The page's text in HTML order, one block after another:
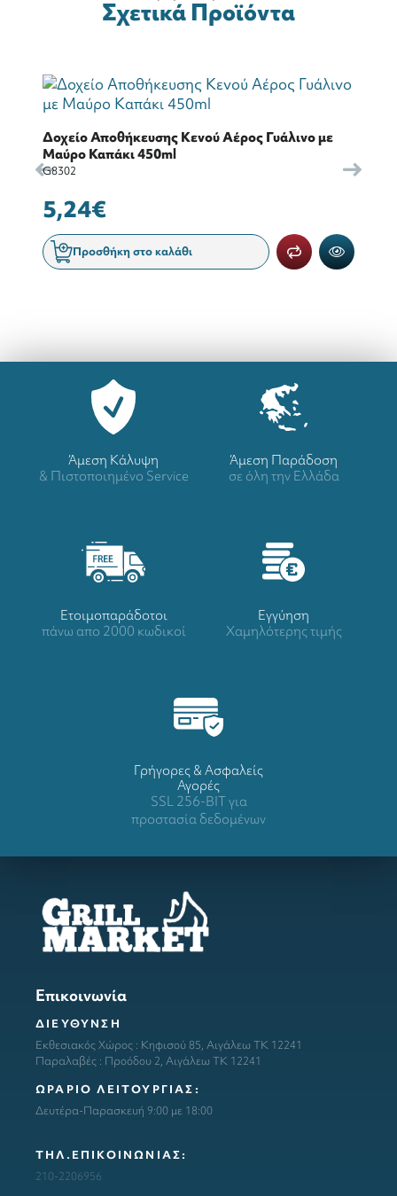
Σχετικά Προϊόντα
Δοχείο Αποθήκευσης Κενού Αέρος Γυάλινο με
Μαύρο Καπάκι 450ml
G8302
5,24€
Προσθήκη στο καλάθι
Άμεση Κάλυψη
& Πιστοποιημένο Service
Άμεση Παράδοση
σε όλη την Ελλάδα
Ετοιμοπαράδοτοι
πάνω απο 2000 κωδικοί
Eγγύηση
Χαμηλότερης τιμής
Γρήγορες & Ασφαλείς
Αγορές
SSL 256-BIT για
προστασία δεδομένων
Επικοινωνία
ΔΙΕΥΘΥΝΣΗ
Εκθεσιακός Χώρος : Κηφισού 85, Αιγάλεω ΤΚ 12241
Παραλαβές : Προόδου 2, Αιγάλεω ΤΚ 12241
ΩΡΑΡΙΟ ΛΕΙΤΟΥΡΓΙΑΣ:
Δευτέρα-Παρασκευή 9:00 με 18:00
ΤΗΛ.ΕΠΙΚΟΙΝΩΝΙΑΣ:
210-2206956